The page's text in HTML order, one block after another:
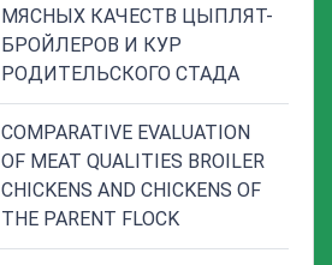
МЯСНЫХ КАЧЕСТВ ЦЫПЛЯТ-
БРОЙЛЕРОВ И КУР
РОДИТЕЛЬСКОГО СТАДА
COMPARATIVE EVALUATION
OF MEAT QUALITIES BROILER
CHICKENS AND CHICKENS OF
THE PARENT FLOCK